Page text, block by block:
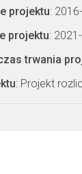
projektu:
projektu:
trwania
: Projekt